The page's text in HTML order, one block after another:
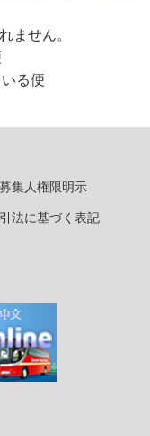
ません。
る便
集人権限明示
法に基づく表記